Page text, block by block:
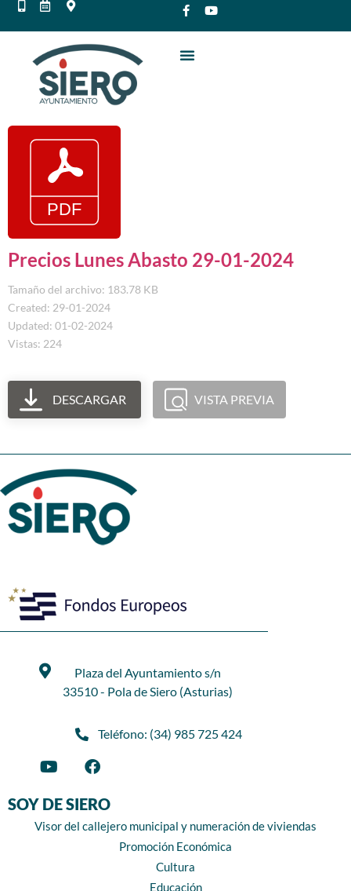
Precios Lunes Abasto 29-01-2024
Tamaño del archivo: 183.78 KB
Created: 29-01-2024
Updated: 01-02-2024
Vistas: 224
DESCARGAR VISTA PREVIA
Plaza del Ayuntamiento s/n
33510 - Pola de Siero (Asturias)
Teléfono: (34) 985 725 424
SOY DE SIERO
Visor del callejero municipal y numeración de viviendas
Promoción Económica
Cultura
Educación